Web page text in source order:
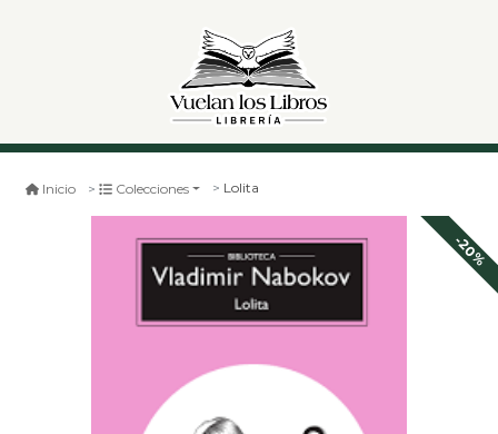
Inicio Colecciones Lolita
-20%